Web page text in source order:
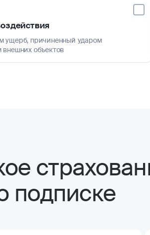
ущерб, причиненный ударом
внешних объектов
подписке